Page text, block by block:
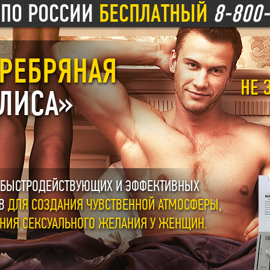
ПО РОССИИ БЕСПЛАТНЫЙ 8-
И ЭФФЕКТИВНЫХ
ДЛЯ СОЗДАНИЯ ЧУВСТВЕННОЙ АТМОСФЕРЫ,
СЕКСУАЛЬНОГО ЖЕЛАНИЯ У ЖЕНЩИН.
НЕ